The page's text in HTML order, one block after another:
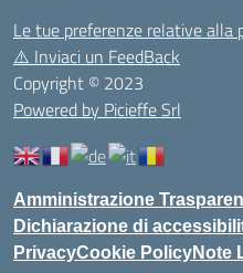
Le tue preferenze relative alla
⚠️ Inviaci un FeedBack
Copyright © 2023
Powered by Picieffe Srl
Amministrazione
Dichiarazione di
PrivacyCookie PolicyNote